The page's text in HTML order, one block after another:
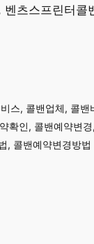
츠스프린터
, 콜밴업체, 콜
인, 콜밴예약변
, 콜밴예약변경방법